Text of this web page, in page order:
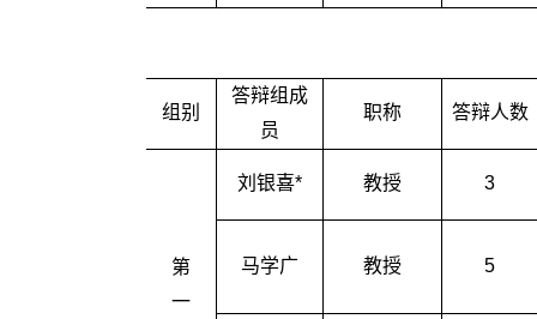
组别
答辩组成
员
职称 答辩人数
第
一
刘银喜* 教授 3
马学广 教授 5